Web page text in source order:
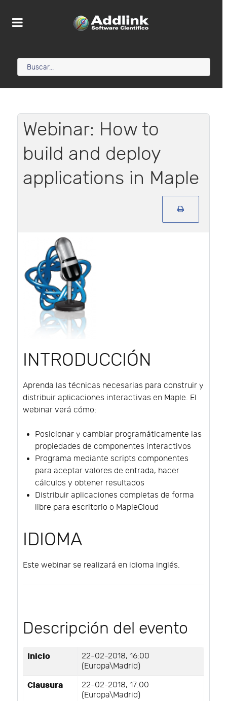
Webinar: How to
build and deploy
applications in Maple
INTRODUCCIÓN
Aprenda las técnicas necesarias para construir y
distribuir aplicaciones interactivas en Maple. El
webinar verá cómo:
Posicionar y cambiar programáticamente las
propiedades de componentes interactivos
Programa mediante scripts componentes
para aceptar valores de entrada, hacer
cálculos y obtener resultados
Distribuir aplicaciones completas de forma
libre para escritorio o MapleCloud
IDIOMA
Este webinar se realizará en idioma inglés.
Descripción del evento
Inicio
22-02-2018, 16:00
(Europa\Madrid)
Clausura
22-02-2018, 17:00
(Europa\Madrid)